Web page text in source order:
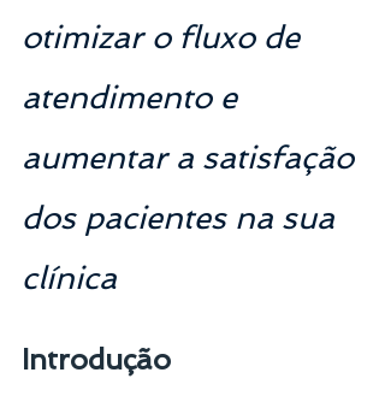
otimizar o fluxo de
atendimento e
aumentar a satisfação
dos pacientes na sua
clínica
Introdução